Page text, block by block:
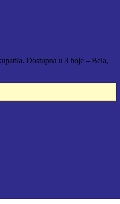
Dostupna u 3 boje – Bela,